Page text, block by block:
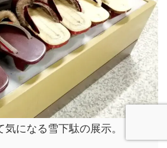
になる雪下駄の展示。